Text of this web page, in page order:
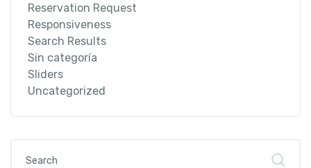
Reservation Request
Responsiveness
Search Results
Sin categoría
Sliders
Uncategorized